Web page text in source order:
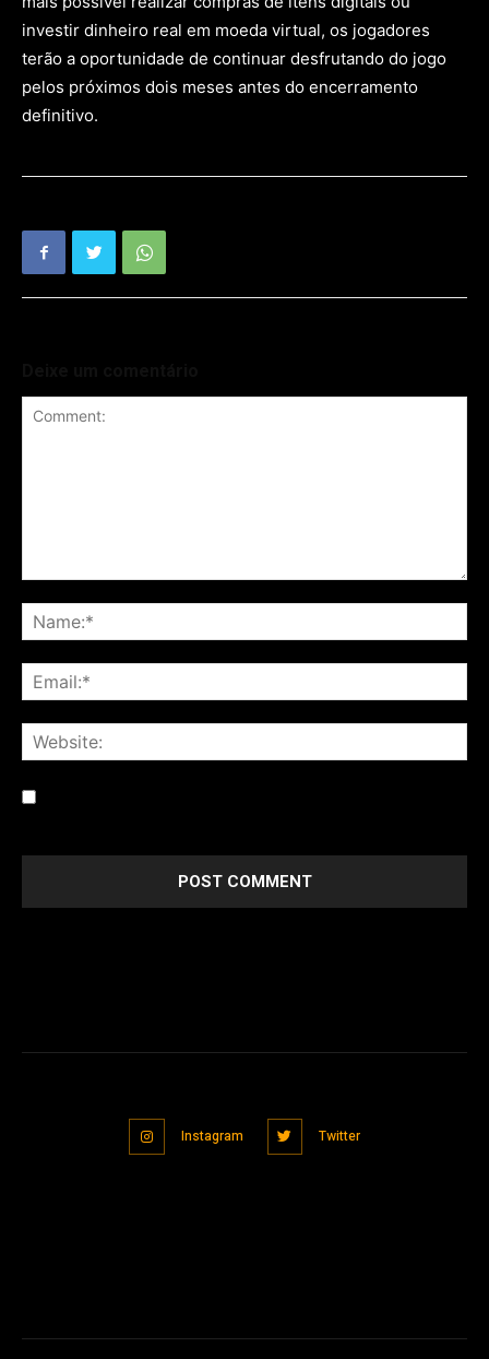
investir dinheiro real em moeda virtual, os jogadores
terão a oportunidade de continuar desfrutando do jogo
pelos próximos dois meses antes do encerramento
definitivo.
Instagram Twitter